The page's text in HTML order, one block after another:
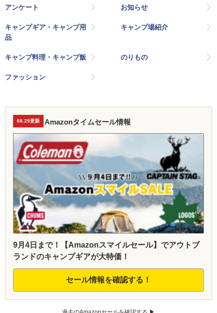
アンケート お知らせ
キャンプギア・キャンプ用
品
キャンプ場紹介
キャンプ料理・キャンプ飯 のりもの
ファッション
08.29更新 Amazonタイムセール情報
9月4日まで！【Amazonスマイルセール】でアウトブ
ランドのキャンプギアが大特価！
セール情報を確認する！